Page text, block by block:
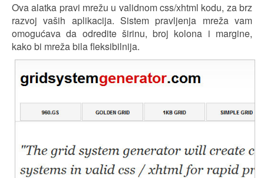
Ova alatka pravi mrežu u validnom css/xhtml kodu, za brz
razvoj vaših aplikacija. Sistem pravljenja mreža vam
omogućava da odredite širinu, broj kolona i margine,
kako bi mreža bila fleksibilnija.